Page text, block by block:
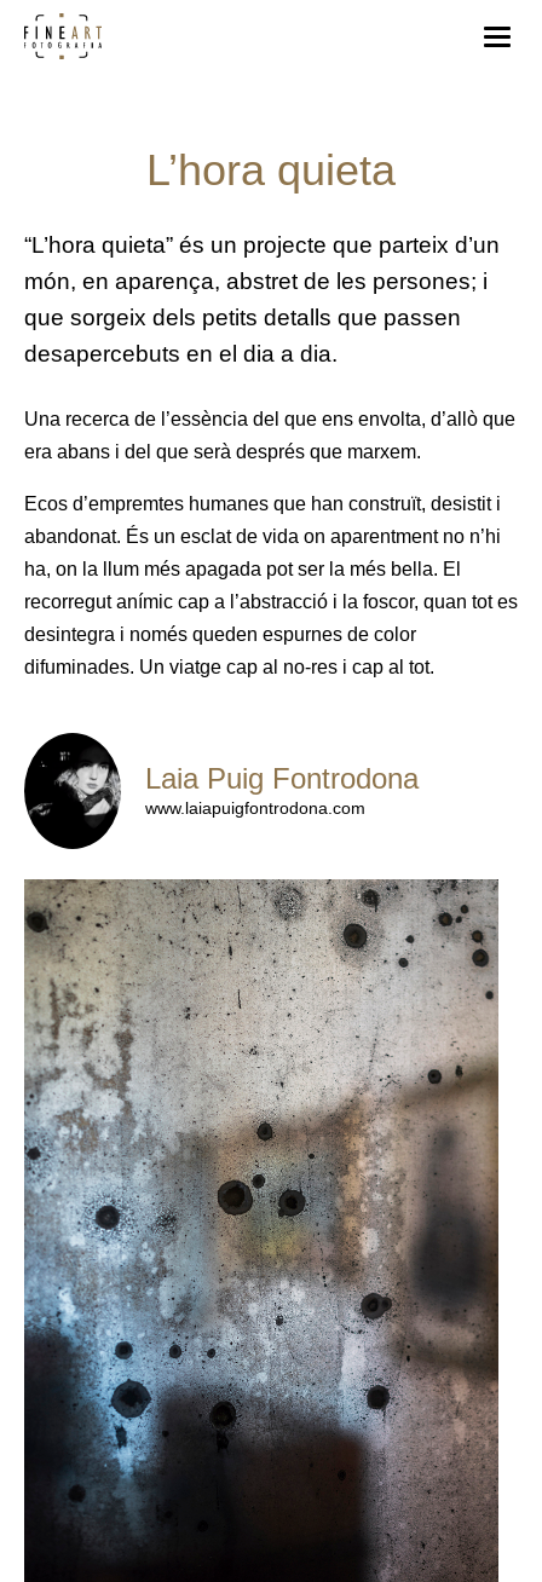
L’hora quieta
“L’hora quieta” és un projecte que parteix d’un
món, en aparença, abstret de les persones; i
que sorgeix dels petits detalls que passen
desapercebuts en el dia a dia.
Una recerca de l’essència del que ens envolta, d’allò que
era abans i del que serà després que marxem.
Ecos d’empremtes humanes que han construït, desistit i
abandonat. És un esclat de vida on aparentment no n’hi
ha, on la llum més apagada pot ser la més bella. El
recorregut anímic cap a l’abstracció i la foscor, quan tot es
desintegra i només queden espurnes de color
difuminades. Un viatge cap al no-res i cap al tot.
Laia Puig Fontrodona
www.laiapuigfontrodona.com